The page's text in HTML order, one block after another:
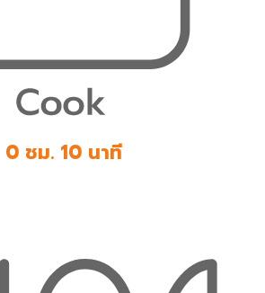
0 ชม. 10 นาที